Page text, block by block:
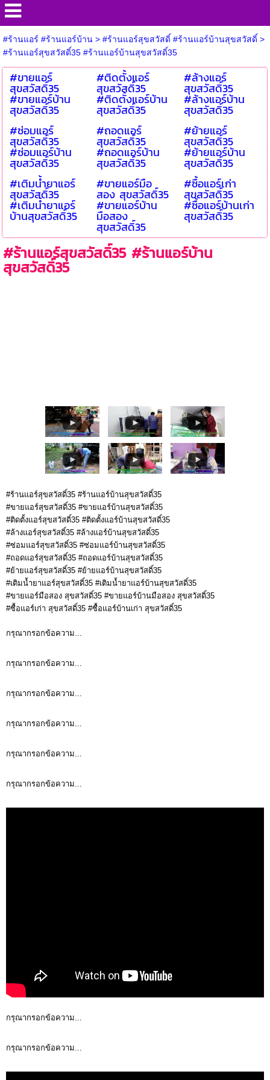
#ร้านแอร์ #ร้านแอร์บ้าน> #ร้านแอร์สุขสวัสดิ์ #ร้านแอร์บ้านสุขสวัสดิ์ >
#ร้านแอร์สุขสวัสดิ์35 #ร้านแอร์บ้านสุขสวัสดิ์35
#ขายแอร์
สุขสวัสดิ์35
#ขายแอร์บ้าน
สุขสวัสดิ์35
#ติดตั้งแอร์
สุขสวัสดิ์35
#ติดตั้งแอร์บ้าน
สุขสวัสดิ์35
#ล้างแอร์
สุขสวัสดิ์35
#ล้างแอร์บ้าน
สุขสวัสดิ์35
#ซ่อมแอร์
สุขสวัสดิ์35
#ซ่อมแอร์บ้าน
สุขสวัสดิ์35
#ถอดแอร์
สุขสวัสดิ์35
#ถอดแอร์บ้าน
สุขสวัสดิ์35
#ย้ายแอร์
สุขสวัสดิ์35
#ย้ายแอร์บ้าน
สุขสวัสดิ์35
#เติมน้ำยาแอร์
สุขสวัสดิ์35
#เติมน้ำยาแอร์
บ้านสุขสวัสดิ์35
#ขายแอร์มือ
สอง สุขสวัสดิ์35
#ขายแอร์บ้าน
มือสอง
สุขสวัสดิ์35
#ซื้อแอร์เก่า
สุขสวัสดิ์35
#ซื้อแอร์บ้านเก่า
สุขสวัสดิ์35
#ร้านแอร์สุขสวัสดิ์35 #ร้านแอร์บ้าน
สุขสวัสดิ์35
#ร้านแอร์สุขสวัสดิ์35 #ร้านแอร์บ้านสุขสวัสดิ์35
#ขายแอร์สุขสวัสดิ์35 #ขายแอร์บ้านสุขสวัสดิ์35
#ติดตั้งแอร์สุขสวัสดิ์35 #ติดตั้งแอร์บ้านสุขสวัสดิ์35
#ล้างแอร์สุขสวัสดิ์35 #ล้างแอร์บ้านสุขสวัสดิ์35
#ซ่อมแอร์สุขสวัสดิ์35 #ซ่อมแอร์บ้านสุขสวัสดิ์35
#ถอดแอร์สุขสวัสดิ์35 #ถอดแอร์บ้านสุขสวัสดิ์35
#ย้ายแอร์สุขสวัสดิ์35 #ย้ายแอร์บ้านสุขสวัสดิ์35
#เติมน้ำยาแอร์สุขสวัสดิ์35 #เติมน้ำยาแอร์บ้านสุขสวัสดิ์35
#ขายแอร์มือสอง สุขสวัสดิ์35 #ขายแอร์บ้านมือสอง สุขสวัสดิ์35
#ซื้อแอร์เก่า สุขสวัสดิ์35 #ซื้อแอร์บ้านเก่า สุขสวัสดิ์35
กรุณากรอกข้อความ...
กรุณากรอกข้อความ...
กรุณากรอกข้อความ...
กรุณากรอกข้อความ...
กรุณากรอกข้อความ...
กรุณากรอกข้อความ...
กรุณากรอกข้อความ...
กรุณากรอกข้อความ...